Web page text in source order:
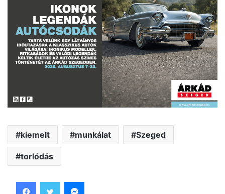
kiemelt munkálat Szeged
torlódás